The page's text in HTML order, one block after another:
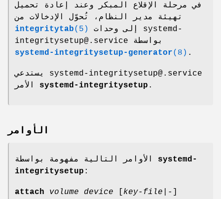
في مرحلة الإقلاع المبكر وعند إعادة تحميل
تهيئة مدير النظام، تُحوّل الإدخالات من
integritytab(5)
integritysetup@.service بواسطة
systemd-integritysetup-generator(8) .
يستدعي systemd-integritysetup@.service
systemd-integritysetup .
الأوامر
systemd-
integritysetup :
attach volume device key-file|-